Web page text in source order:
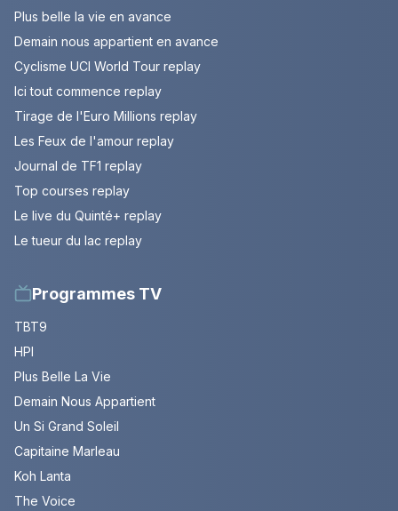
Plus belle la vie en avance
Demain nous appartient en avance
Cyclisme UCI World Tour replay
Ici tout commence replay
Tirage de l'Euro Millions replay
Les Feux de l'amour replay
Journal de TF1 replay
Top courses replay
Le live du Quinté+ replay
Le tueur du lac replay
Programmes TV
TBT9
HPI
Plus Belle La Vie
Demain Nous Appartient
Un Si Grand Soleil
Capitaine Marleau
Koh Lanta
The Voice